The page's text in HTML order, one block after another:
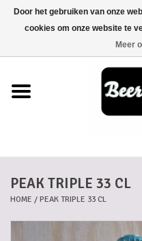
Biermanden
Blikken
PEAK TRIPLE 33 CL
HOME / PEAK TRIPLE 33 CL
Door het gebruiken van onze
cookies om onze website te
Meer